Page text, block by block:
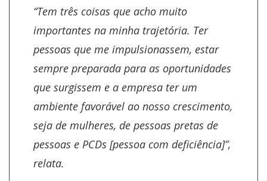
“Tem três coisas que acho muito
importantes na minha trajetória. Ter
pessoas que me impulsionassem, estar
sempre preparada para as oportunidades
que surgissem e a empresa ter um
ambiente favorável ao nosso crescimento,
seja de mulheres, de pessoas pretas de
pessoas e PCDs [pessoa com deficiência]”,
relata.